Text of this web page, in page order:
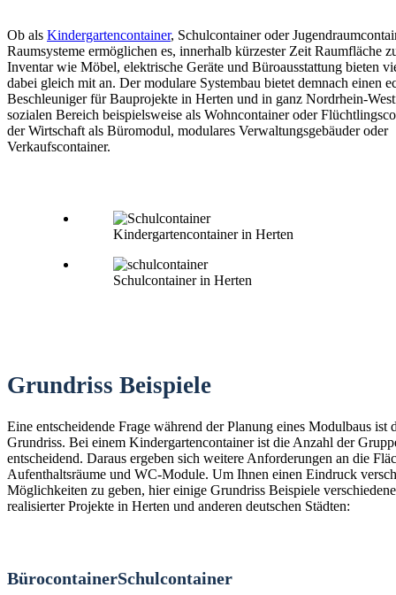
Ob als Kindergartencontainer, Schulcontainer oder
Raumsysteme ermöglichen es, innerhalb kürzester Zeit Raumfläche
Inventar wie Möbel, elektrische Geräte und Büroausstattung bieten
dabei gleich mit an. Der modulare Systembau bietet demnach einen
Beschleuniger für Bauprojekte in Herten und in ganz Nordrhein-
sozialen Bereich beispielsweise als Wohncontainer oder
der Wirtschaft als Büromodul, modulares Verwaltungsgebäuder oder
Verkaufscontainer.
Kindergartencontainer in Herten
Schulcontainer in Herten
Grundriss Beispiele
Eine entscheidende Frage während der Planung eines Modulbaus ist
Grundriss. Bei einem Kindergartencontainer ist die Anzahl der
entscheidend. Daraus ergeben sich weitere Anforderungen an die
Aufenthaltsräume und WC-Module. Um Ihnen einen Eindruck
Möglichkeiten zu geben, hier einige Grundriss Beispiele
realisierter Projekte in Herten und anderen deutschen Städten:
BürocontainerSchulcontainer